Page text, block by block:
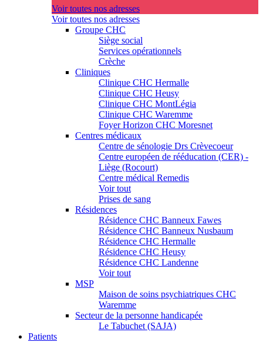
Voir toutes nos adresses
Voir toutes nos adresses
Groupe CHC
Siège social
Services opérationnels
Crèche
Cliniques
Clinique CHC Hermalle
Clinique CHC Heusy
Clinique CHC MontLégia
Clinique CHC Waremme
Foyer Horizon CHC Moresnet
Centres médicaux
Centre de sénologie Drs Crèvecoeur
Centre européen de rééducation (CER) -
Liège (Rocourt)
Centre médical Remedis
Voir tout
Prises de sang
Résidences
Résidence CHC Banneux Fawes
Résidence CHC Banneux Nusbaum
Résidence CHC Hermalle
Résidence CHC Heusy
Résidence CHC Landenne
Voir tout
MSP
Maison de soins psychiatriques CHC
Waremme
Secteur de la personne handicapée
Le Tabuchet (SAJA)
Patients